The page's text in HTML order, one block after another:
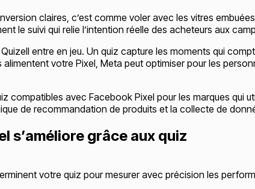
claires, c’est comme voler avec les vitres
le suivi qui relie l’intention réelle des acheteurs aux
entre en jeu. Un quiz capture les moments qui
votre Pixel, Meta peut optimiser pour les
compatibles avec Facebook Pixel pour les marques
de recommandation de produits et la collecte de
s’améliore grâce aux quiz
votre quiz pour mesurer avec précision les